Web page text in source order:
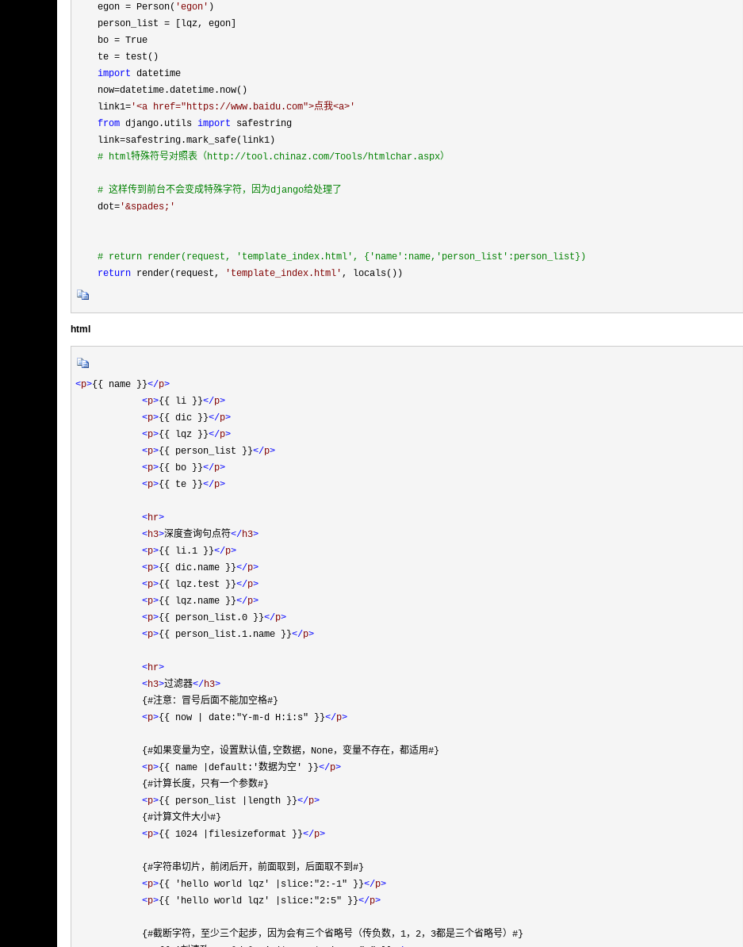
    egon
= Person( 'egon ' )
    person_list
= [lqz, egon]
    bo
= True
    te
= test()
import datetime
    now
=datetime.datetime.now()
    link1
= '<a href="https://www.baidu.com">点我<a> '
from django.utils import safestring
    link
=safestring.mark_safe(link1)
# html特殊符号对照表（http://tool.chinaz.com/Tools/htmlchar.aspx）
# 这样传到前台不会变成特殊字符，因为django给处理了
    dot=
'&spades; '
# return render(request, 'template_index.html', {'name':name,'person_list':person_list})
return render(request, ' template_index.html ' , locals())
html
<p>{{ name }}</p>
<p>{{ li }}</p>
<p>{{ dic }}</p>
<p>{{ lqz }}</p>
<p>{{ person_list }}</p>
<p>{{ bo }}</p>
<p>{{ te }}</p>
<hr>
<h3>深度查询句点符</h3>
<p>{{ li.1 }}</p>
<p>{{ dic.name }}</p>
<p>{{ lqz.test }}</p>
<p>{{ lqz.name }}</p>
<p>{{ person_list.0 }}</p>
<p>{{ person_list.1.name }}</p>
<hr>
<h3>过滤器</h3>
            {#注意：冒号后面不能加空格#}
<p>{{ now | date:"Y-m-d H:i:s" }}</p>
            {#如果变量为空，设置默认值,空数据，None，变量不存在，都适用#}
<p>{{ name |default:'数据为空' }}</p>
            {#计算长度，只有一个参数#}
<p>{{ person_list |length }}</p>
            {#计算文件大小#}
<p>{{ 1024 |filesizeformat }}</p>
            {#字符串切片，前闭后开，前面取到，后面取不到#}
<p>{{ 'hello world lqz' |slice:"2:-1" }}</p>
<p>{{ 'hello world lqz' |slice:"2:5" }}</p>
            {#截断字符，至少三个起步，因为会有三个省略号（传负数，1，2，3都是三个省略号）#}